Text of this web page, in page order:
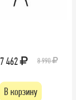
7 462 8 990
В корзину